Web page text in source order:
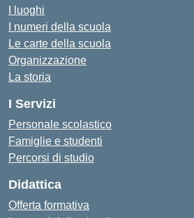
I luoghi
I numeri della scuola
Le carte della scuola
Organizzazione
La storia
I Servizi
Personale scolastico
Famiglie e studenti
Percorsi di studio
Didattica
Offerta formativa